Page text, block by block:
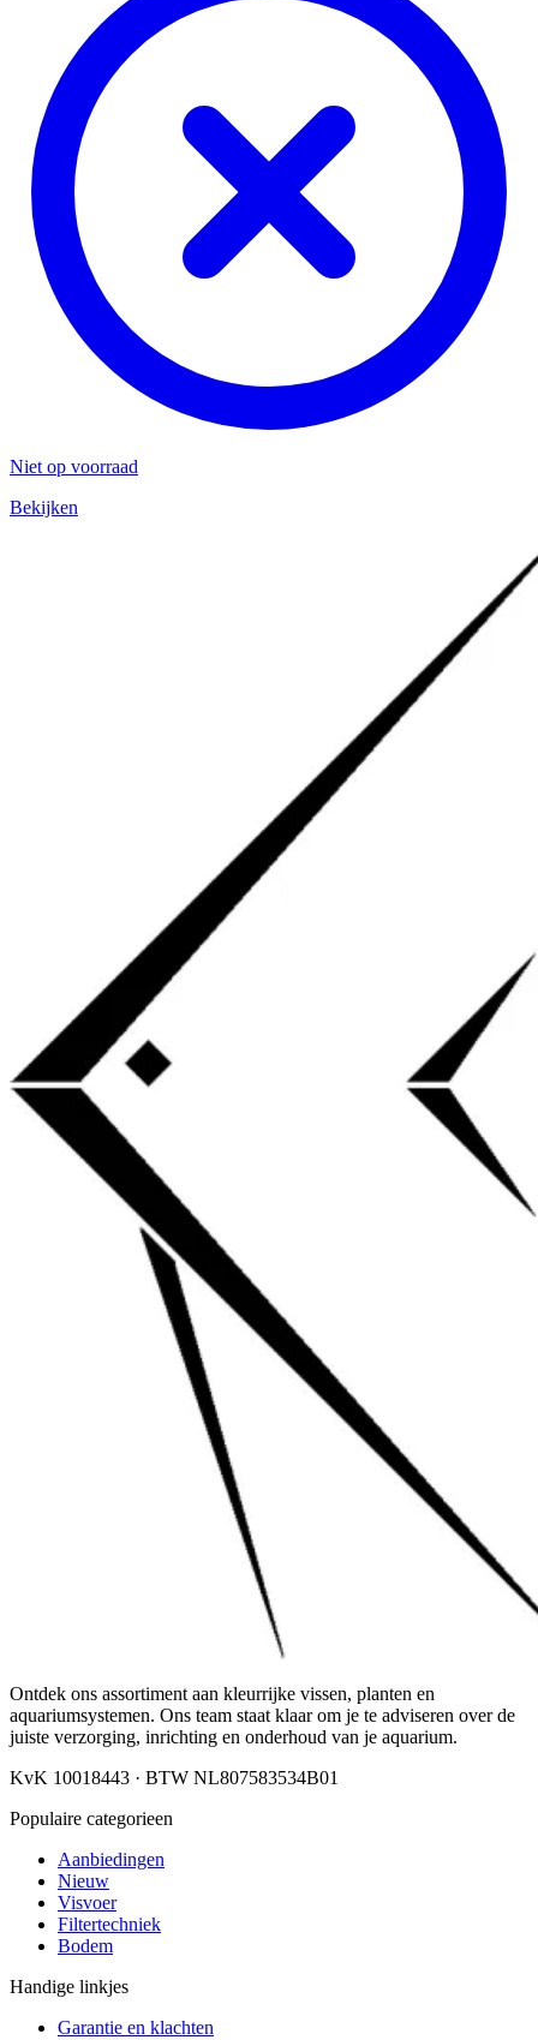
Niet op voorraad
Bekijken
Ontdek ons assortiment aan kleurrijke vissen, planten en
aquariumsystemen. Ons team staat klaar om je te adviseren over de
juiste verzorging, inrichting en onderhoud van je aquarium.
KvK 10018443 · BTW NL807583534B01
Populaire categorieen
Aanbiedingen
Nieuw
Visvoer
Filtertechniek
Bodem
Handige linkjes
Garantie en klachten